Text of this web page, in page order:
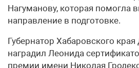
Нагуманову, которая помогла
направление в подготовке.
Губернатор Хабаровского
наградил Леонида
премии имени Николая